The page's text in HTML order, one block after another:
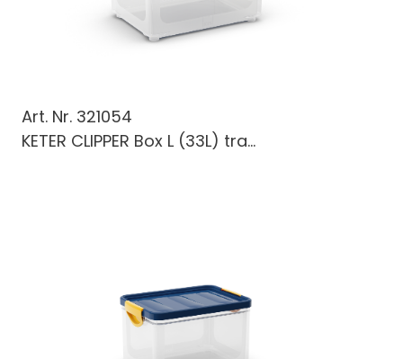
Art. Nr. 321054
KETER CLIPPER Box L (33L) tra...